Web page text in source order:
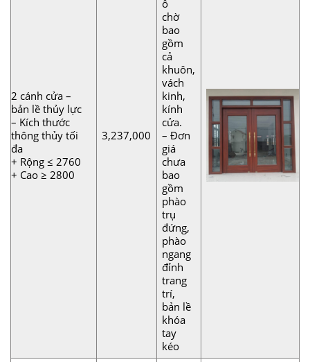
2 cánh cửa –
bản lề thủy lực
– Kích thước
thông thủy tối
đa
+ Rộng ≤ 2760
+ Cao ≥ 2800
3,237,000
ô
chờ
bao
gồm
cả
khuôn,
vách
kinh,
kính
cửa.
– Đơn
giá
chưa
bao
gồm
phào
trụ
đứng,
phào
ngang
đỉnh
trang
trí,
bản lề
khóa
tay
kéo